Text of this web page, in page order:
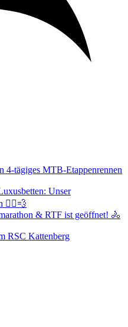
4-tägiges MTB-Etappenrennen
Unser
🚴‍♂️💨
& RTF ist geöffnet! 🚴
RSC Kattenberg